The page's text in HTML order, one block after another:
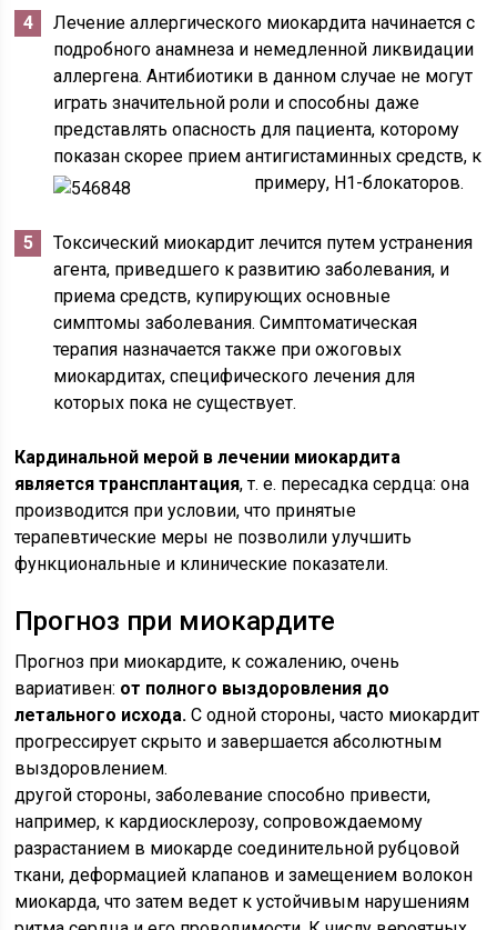
Лечение аллергического миокардита начинается с
подробного анамнеза и немедленной ликвидации
аллергена. Антибиотики в данном случае не могут
играть значительной роли и способны даже
представлять опасность для пациента, которому
показан скорее прием антигистаминных средств, к
примеру, H1-блокаторов.
Токсический миокардит лечится путем устранения
агента, приведшего к развитию заболевания, и
приема средств, купирующих основные
симптомы заболевания. Симптоматическая
терапия назначается также при ожоговых
миокардитах, специфического лечения для
которых пока не существует.
Кардинальной мерой в лечении миокардита
является трансплантация, т. е. пересадка сердца: она
производится при условии, что принятые
терапевтические меры не позволили улучшить
функциональные и клинические показатели.
Прогноз при миокардите
Прогноз при миокардите, к сожалению, очень
вариативен: от полного выздоровления до
летального исхода. С одной стороны, часто миокардит
прогрессирует скрыто и завершается абсолютным
выздоровлением.
другой стороны, заболевание способно привести,
например, к кардиосклерозу, сопровождаемому
разрастанием в миокарде соединительной рубцовой
ткани, деформацией клапанов и замещением волокон
миокарда, что затем ведет к устойчивым нарушениям